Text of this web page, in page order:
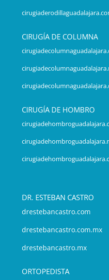
CIRUGÍA DE COLUMNA
CIRUGÍA DE HOMBRO
DR. ESTEBAN CASTRO
drestebancastro.com
drestebancastro.com.mx
drestebancastro.mx
ORTOPEDISTA